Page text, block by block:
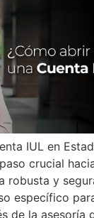
IUL en
crucial
robusta y
específico
de la asesoría